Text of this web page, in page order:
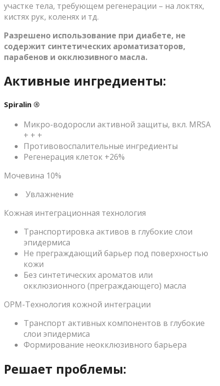
участке тела, требующем регенерации – на локтях,
кистях рук, коленях и тд.
Разрешено использование при диабете, не
содержит синтетических ароматизаторов,
парабенов и окклюзивного масла.
Активные ингредиенты:
Spiralin ®
Микро-водоросли активной защиты, вкл. MRSA
+ + +
Противовоспалительные ингредиенты
Регенерация клеток +26%
Мочевина 10%
Увлажнение
Кожная интеграционная технология
Транспортировка активов в глубокие слои
эпидермиса
Не преграждающий барьер под поверхностью
кожи
Без синтетических ароматов или
окклюзионного (преграждающего) масла
ОРМ-Технология кожной интеграции
Транспорт активных компонентов в глубокие
слои эпидермиса
Формирование неокклюзивного барьера
Решает проблемы: